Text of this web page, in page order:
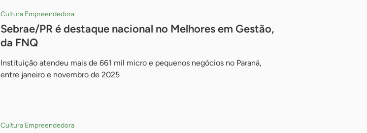
Cultura Empreendedora
Sebrae/PR é destaque nacional no Melhores em Gestão,
da FNQ
Instituição atendeu mais de 661 mil micro e pequenos negócios no Paraná,
entre janeiro e novembro de 2025
Cultura Empreendedora